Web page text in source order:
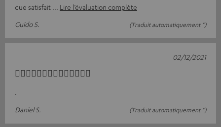
que satisfait
Lire l’évaluation complète
Guido S.
(Traduit automatiquement *)
👍🏼👍🏼👍🏼👍🏼👍🏼👍🏼👍🏼
.
Daniel S.
(Traduit automatiquement *)
02/12/2021